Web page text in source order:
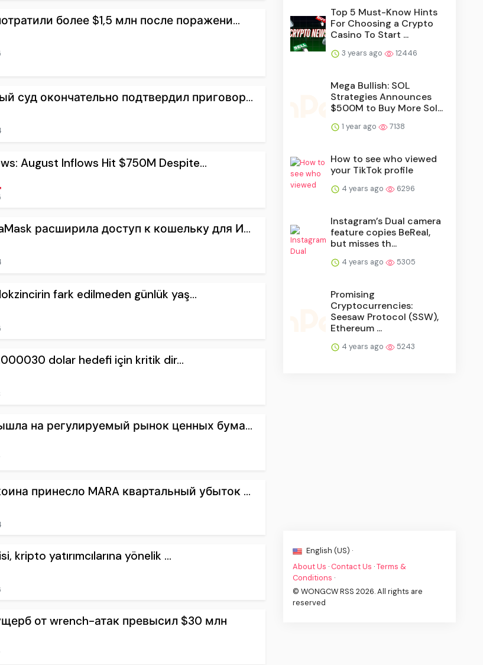
более $1,5 млн после поражени...
суд окончательно подтвердил приговор...
August Inflows Hit $750M Despite...
расширила доступ к кошельку для И...
fark edilmeden günlük yaş...
dolar hedefi için kritik dir...
на регулируемый рынок ценных бума...
принесло MARA квартальный убыток ...
kripto yatırımcılarına yönelik ...
от wrench-атак превысил $30 млн
Top 5 Must-Know Hints
For Choosing a Crypto
Casino To Start ...
3 years ago 12446
Mega Bullish: SOL
Strategies Announces
$500M to Buy More Sol...
1 year ago 7138
How to see who viewed
your TikTok profile
4 years ago 6296
Instagram’s Dual camera
feature copies BeReal,
but misses th...
4 years ago 5305
Promising
Cryptocurrencies:
Seesaw Protocol (SSW),
Ethereum ...
4 years ago 5243
English (US) ·
About Us · Contact Us ·Terms &
Conditions ·
© WONGCW RSS 2026. All rights are
reserved